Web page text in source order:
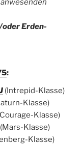
Erden-
:
(Intrepid-Klasse)
Klasse)
Klasse)
(Mars-Klasse)
Klasse)